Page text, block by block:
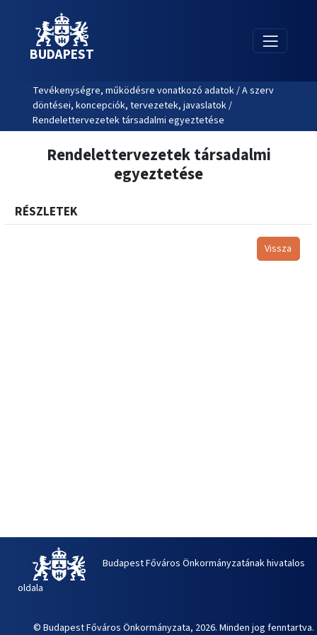
BUDAPEST
Tevékenységre, működésre vonatkozó adatok / A szerv
döntései, koncepciók, tervezetek, javaslatok /
Rendelettervezetek társadalmi egyeztetése
Rendelettervezetek társadalmi
egyeztetése
RÉSZLETEK
Vissza
Budapest Főváros Önkormányzatának hivatalos
oldala
© Budapest Főváros Önkormányzata, 2026. Minden jog fenntartva.